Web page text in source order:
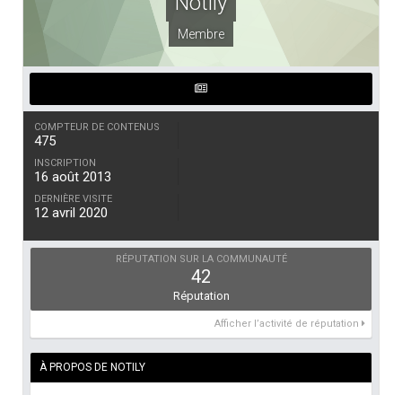
Membre
COMPTEUR DE CONTENUS
475
INSCRIPTION
16 août 2013
DERNIÈRE VISITE
12 avril 2020
RÉPUTATION SUR LA COMMUNAUTÉ
42
Réputation
Afficher l’activité de réputation
À PROPOS DE NOTILY